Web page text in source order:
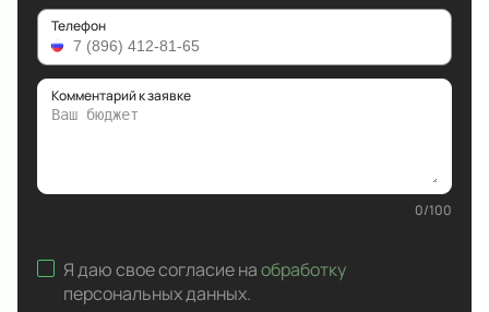
Телефон
Комментарий к заявке
0/100
Я даю свое согласие наобработку
персональных данных.